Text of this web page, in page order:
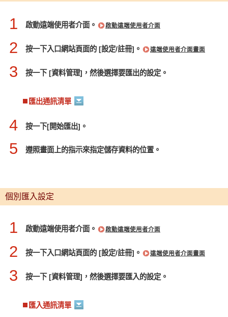
1 啟動遠端使用者介面。 啟動遠端使用者介面
2 按一下入口網站頁面的 [設定/註冊]。 遠端使用者介面畫面
3 按一下 [資料管理]，然後選擇要匯出的設定。
匯出通訊清單
4 按一下[開始匯出]。
5 遵照畫面上的指示來指定儲存資料的位置。
個別匯入設定
1 啟動遠端使用者介面。 啟動遠端使用者介面
2 按一下入口網站頁面的 [設定/註冊]。 遠端使用者介面畫面
3 按一下 [資料管理]，然後選擇要匯入的設定。
匯入通訊清單